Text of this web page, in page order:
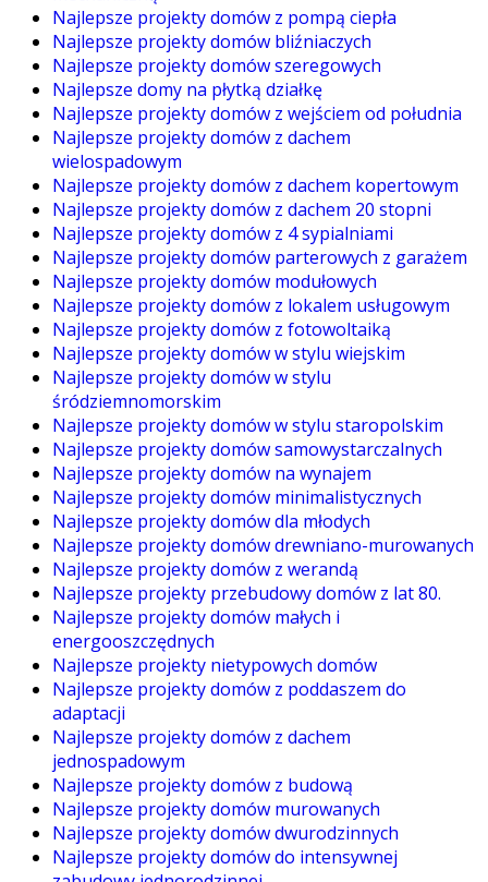
Najlepsze projekty domów z pompą ciepła
Najlepsze projekty domów bliźniaczych
Najlepsze projekty domów szeregowych
Najlepsze domy na płytką działkę
Najlepsze projekty domów z wejściem od południa
Najlepsze projekty domów z dachem
wielospadowym
Najlepsze projekty domów z dachem kopertowym
Najlepsze projekty domów z dachem 20 stopni
Najlepsze projekty domów z 4 sypialniami
Najlepsze projekty domów parterowych z garażem
Najlepsze projekty domów modułowych
Najlepsze projekty domów z lokalem usługowym
Najlepsze projekty domów z fotowoltaiką
Najlepsze projekty domów w stylu wiejskim
Najlepsze projekty domów w stylu
śródziemnomorskim
Najlepsze projekty domów w stylu staropolskim
Najlepsze projekty domów samowystarczalnych
Najlepsze projekty domów na wynajem
Najlepsze projekty domów minimalistycznych
Najlepsze projekty domów dla młodych
Najlepsze projekty domów drewniano-murowanych
Najlepsze projekty domów z werandą
Najlepsze projekty przebudowy domów z lat 80.
Najlepsze projekty domów małych i
energooszczędnych
Najlepsze projekty nietypowych domów
Najlepsze projekty domów z poddaszem do
adaptacji
Najlepsze projekty domów z dachem
jednospadowym
Najlepsze projekty domów z budową
Najlepsze projekty domów murowanych
Najlepsze projekty domów dwurodzinnych
Najlepsze projekty domów do intensywnej